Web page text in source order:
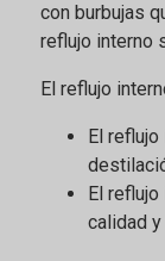
con burbujas
reflujo interno
El reflujo
El
El
calidad y